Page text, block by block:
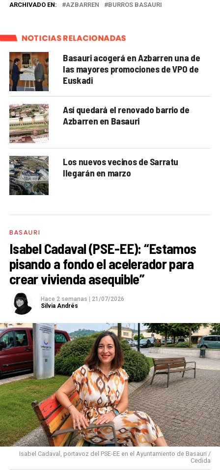
ARCHIVADO EN: AZBARREN BURROS BASAURI
NOTICIAS RELACIONADAS
Basauri acogerá en Azbarren una de
las mayores promociones de VPO de
Euskadi
Así quedará el renovado barrio de
Azbarren en Basauri
Los nuevos vecinos de Sarratu
llegarán en marzo
BASAURI
Isabel Cadaval (PSE-EE): “Estamos
pisando a fondo el acelerador para
crear vivienda asequible”
Hace 2 semanas
21/07/2026
Silvia Andrés
Isabel Cadaval, portavoz del PSE-EE en el Ayuntamiento de Basauri /
Cedida